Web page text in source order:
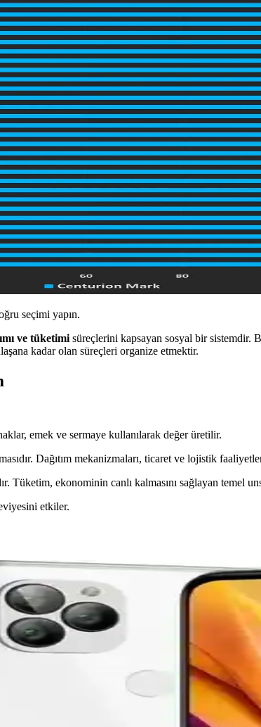
seçimi yapın.
ve tüketimi süreçlerini kapsayan sosyal bir sistemdir.
kadar olan süreçleri organize etmektir.
emek ve sermaye kullanılarak değer üretilir.
Dağıtım mekanizmaları, ticaret ve lojistik
Tüketim, ekonominin canlı kalmasını sağlayan temel
etkiler.
göstergedir. Güncel verilerle piyasa hareketlerini
bir Avustralya eyaletidir. Bu bölge, çeşitli iklimler,
Telefon Seçenekleri
satıcılar ve garanti seçenekleriyle uzun